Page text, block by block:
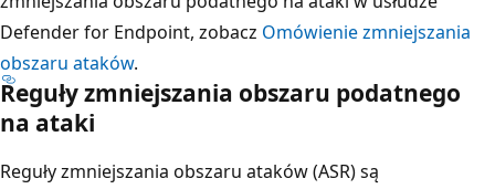
Defender for Endpoint, zobacz Omówienie zmniejszania
obszaru ataków.
Reguły zmniejszania obszaru podatnego
na ataki
Reguły zmniejszania obszaru ataków (ASR) są